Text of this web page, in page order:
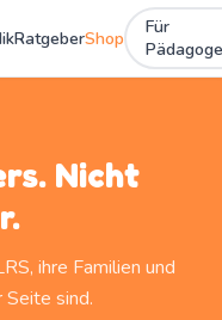
RatgeberShop
Für
Nicht
ihre Familien und
Seite sind.